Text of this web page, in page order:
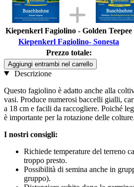
Kiepenkerl Fagiolino - Golden Teepee
Kiepenkerl Fagiolino- Sonesta
Prezzo totale:
Aggiungi entrambi nel carrello
Descrizione
Questo fagiolino è adatto anche alla
vasi. Produce numerosi baccelli gialli,
a 18 cm e facili da raccogliere. Poiché
è importante per la rotazione delle colture.
I nostri consigli:
Richiede temperature del terreno
troppo presto.
Possibilità di semina anche in
gruppo).